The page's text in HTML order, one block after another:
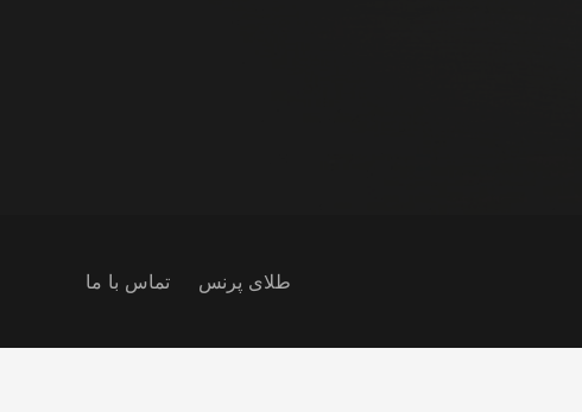
طلای پرنس تماس با ما